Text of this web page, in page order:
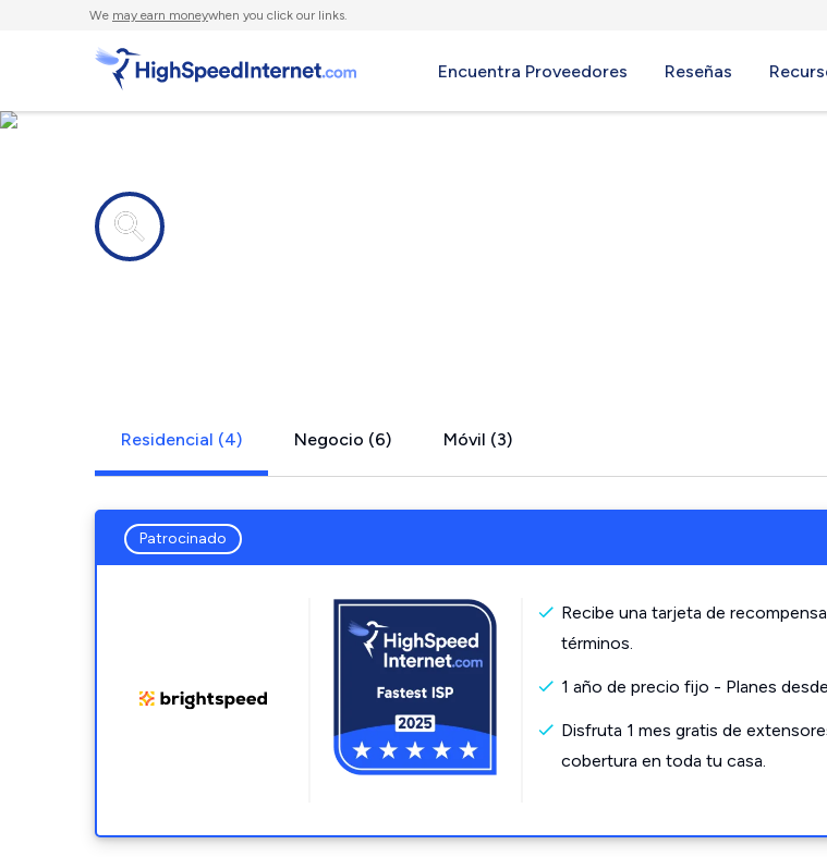
We may earn moneywhen you click our links.
Encuentra Proveedores Reseñas
Residencial (4) Negocio (6) Móvil (3)
Patrocinado
Recibe una tarjeta de
términos.
1 año de precio fijo - Planes
Disfruta 1 mes gratis de
cobertura en toda tu casa.